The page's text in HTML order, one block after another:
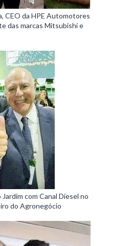
CEO da HPE Automotores
das marcas Mitsubishi e
com Canal Diesel no
do Agronegócio